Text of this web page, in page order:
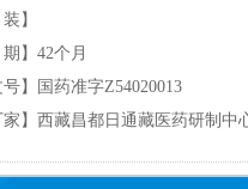
】
】42个月
号】国药准字Z54020013
家】西藏昌都日通藏医药研制中